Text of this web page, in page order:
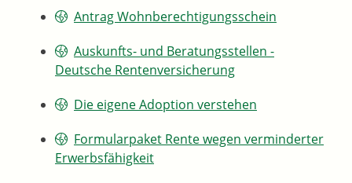
Antrag Wohnberechtigungsschein
Auskunfts- und Beratungsstellen -
Deutsche Rentenversicherung
Die eigene Adoption verstehen
Formularpaket Rente wegen verminderter
Erwerbsfähigkeit